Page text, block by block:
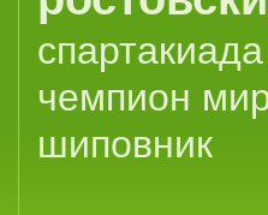
чемпион
шиповник